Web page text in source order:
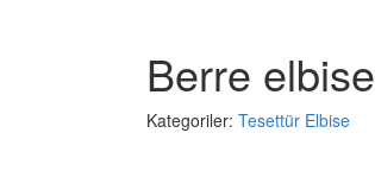
Berre elbise
Kategoriler: Tesettür Elbise